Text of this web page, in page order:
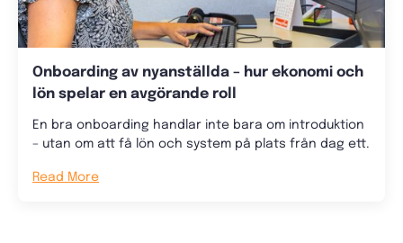
Onboarding av nyanställda – hur ekonomi och
lön spelar en avgörande roll
En bra onboarding handlar inte bara om introduktion
– utan om att få lön och system på plats från dag ett.
Read More